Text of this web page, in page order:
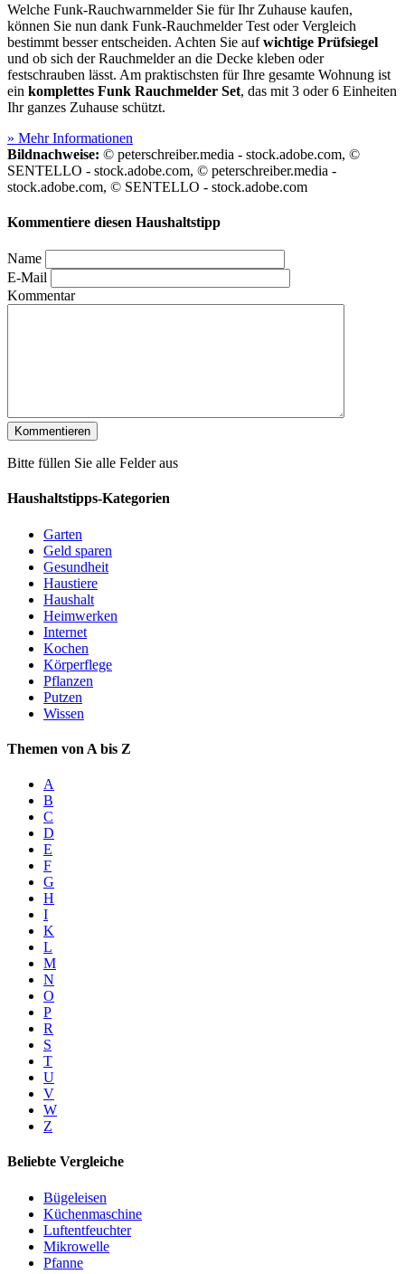
Welche Funk-Rauchwarnmelder Sie für Ihr Zuhause kaufen,
können Sie nun dank Funk-Rauchmelder Test oder Vergleich
bestimmt besser entscheiden. Achten Sie aufwichtige Prüfsiegel
und ob sich der Rauchmelder an die Decke kleben oder
festschrauben lässt. Am praktischsten für Ihre gesamte Wohnung ist
ein komplettes Funk Rauchmelder Set, das mit 3 oder 6 Einheiten
Ihr ganzes Zuhause schützt.
» Mehr Informationen
Bildnachweise: © peterschreiber.media - stock.adobe.com, ©
SENTELLO - stock.adobe.com, © peterschreiber.media -
stock.adobe.com, © SENTELLO - stock.adobe.com
Kommentiere diesen Haushaltstipp
Name
E-Mail
Kommentar
Bitte füllen Sie alle Felder aus
Haushaltstipps-Kategorien
Garten
Geld sparen
Gesundheit
Haustiere
Haushalt
Heimwerken
Internet
Kochen
Körperflege
Pflanzen
Putzen
Wissen
Themen von A bis Z
A
B
C
D
E
F
G
H
I
K
L
M
N
O
P
R
S
T
U
V
W
Z
Beliebte Vergleiche
Bügeleisen
Küchenmaschine
Luftentfeuchter
Mikrowelle
Pfanne